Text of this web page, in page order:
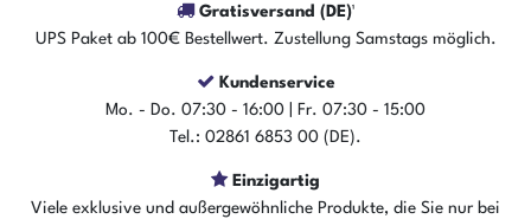
Der Artikel ist sofort verfügbar
In den Warenkorb
Gratisversand (DE)¹
UPS Paket ab 100€ Bestellwert. Zustellung Samstags möglich.
Kundenservice
Mo. - Do. 07:30 - 16:00 | Fr. 07:30 - 15:00
Tel.: 02861 6853 00 (DE).
Einzigartig
Viele exklusive und außergewöhnliche Produkte, die Sie nur bei